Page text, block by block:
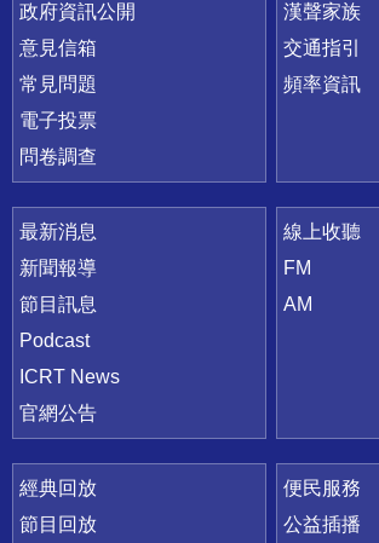
政府資訊公開
意見信箱
常見問題
電子投票
問卷調查
漢聲家族
交通指引
頻率資訊
最新消息
新聞報導
節目訊息
Podcast
ICRT News
官網公告
線上收聽
FM
AM
經典回放
節目回放
便民服務
公益插播